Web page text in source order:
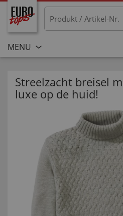
MENU
Streelzacht breisel
luxe op de huid!